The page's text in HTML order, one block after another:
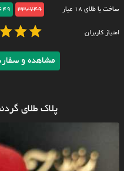
ساخت با طلای ۱۸ عیار 33/749
امتیاز کاربران
مشاهده و
پلاک طلای